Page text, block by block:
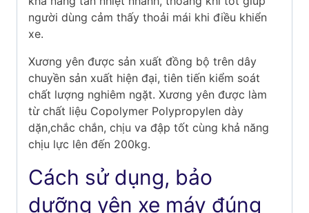
người dùng cảm thấy thoải mái khi điều khiển
xe.
Xương yên được sản xuất đồng bộ trên dây
chuyền sản xuất hiện đại, tiên tiến kiểm soát
chất lượng nghiêm ngặt. Xương yên được làm
từ chất liệu Copolymer Polypropylen dày
dặn,chắc chắn, chịu va đập tốt cùng khả năng
chịu lực lên đến 200kg.
Cách sử dụng, bảo
dưỡng yên xe máy đúng